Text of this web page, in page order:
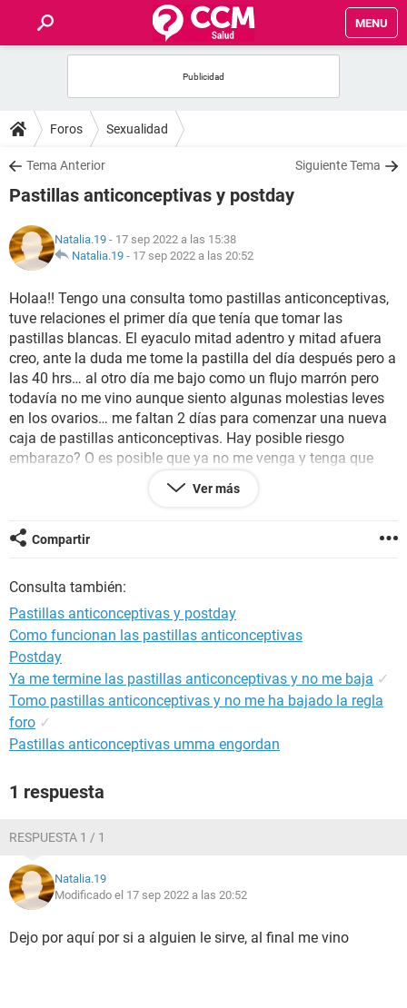
MENU
FOROS
SALUD
NUTRICIÓN
BIENESTAR
SEXUALIDAD
GLOSARIO
Foros Sexualidad
Tema Anterior Siguiente Tema
Pastillas anticonceptivas y postday
Natalia.19 - 17 sep 2022 a las 15:38
Natalia.19 - 17 sep 2022 a las 20:52
Holaa!! Tengo una consulta tomo pastillas anticonceptivas,
tuve relaciones el primer día que tenía que tomar las
pastillas blancas. El eyaculo mitad adentro y mitad afuera
creo, ante la duda me tome la pastilla del día después pero a
las 40 hrs… al otro día me bajo como un flujo marrón pero
todavía no me vino aunque siento algunas molestias leves
en los ovarios… me faltan 2 días para comenzar una nueva
caja de pastillas anticonceptivas. Hay posible riesgo
embarazo? O es posible que ya no me venga y tenga que
tome la pastilla del día después justo el día que me tenía
Ver más
Compartir
Consulta también:
Pastillas anticonceptivas y postday
Como funcionan las pastillas anticonceptivas
Postday
Ya me termine las pastillas anticonceptivas y no me baja ✓
Tomo pastillas anticonceptivas y no me ha bajado la regla
foro ✓
Pastillas anticonceptivas umma engordan
1 respuesta
RESPUESTA 1 / 1
Natalia.19
Modificado el 17 sep 2022 a las 20:52
Dejo por aquí por si a alguien le sirve, al final me vino